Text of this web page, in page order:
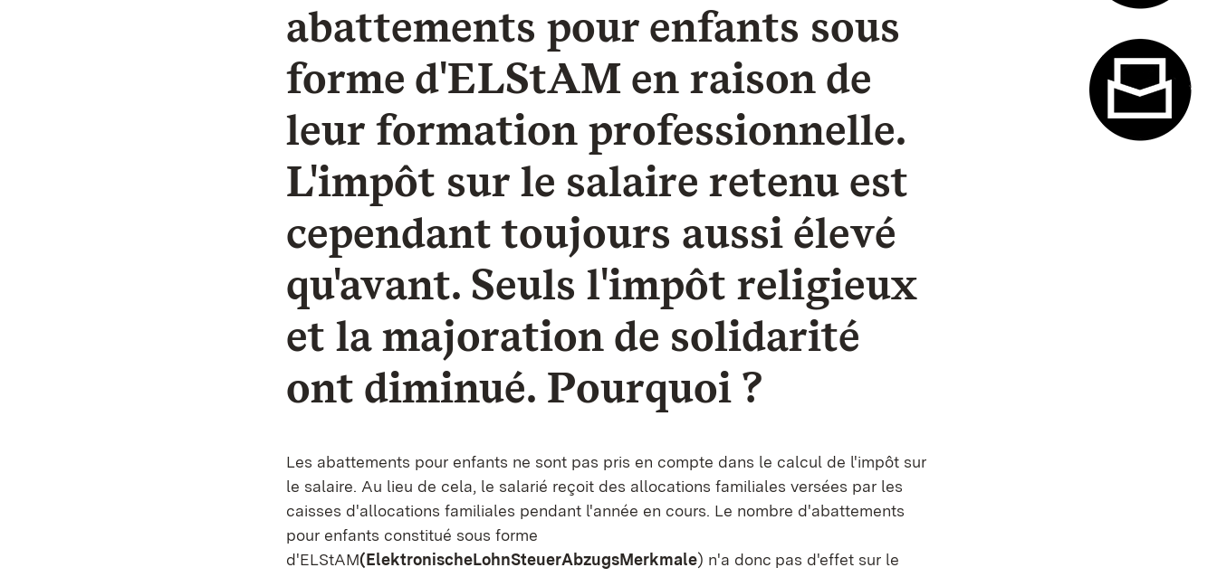
abattements pour enfants sous
forme d'ELStAM en raison de
leur formation professionnelle.
L'impôt sur le salaire retenu est
cependant toujours aussi élevé
qu'avant. Seuls l'impôt religieux
et la majoration de solidarité
ont diminué. Pourquoi ?
Les abattements pour enfants ne sont pas pris en compte dans le calcul de l'impôt sur
le salaire. Au lieu de cela, le salarié reçoit des allocations familiales versées par les
caisses d'allocations familiales pendant l'année en cours. Le nombre d'abattements
pour enfants constitué sous forme
d'ELStAM(ElektronischeLohnSteuerAbzugsMerkmale) n'a donc pas d'effet sur le